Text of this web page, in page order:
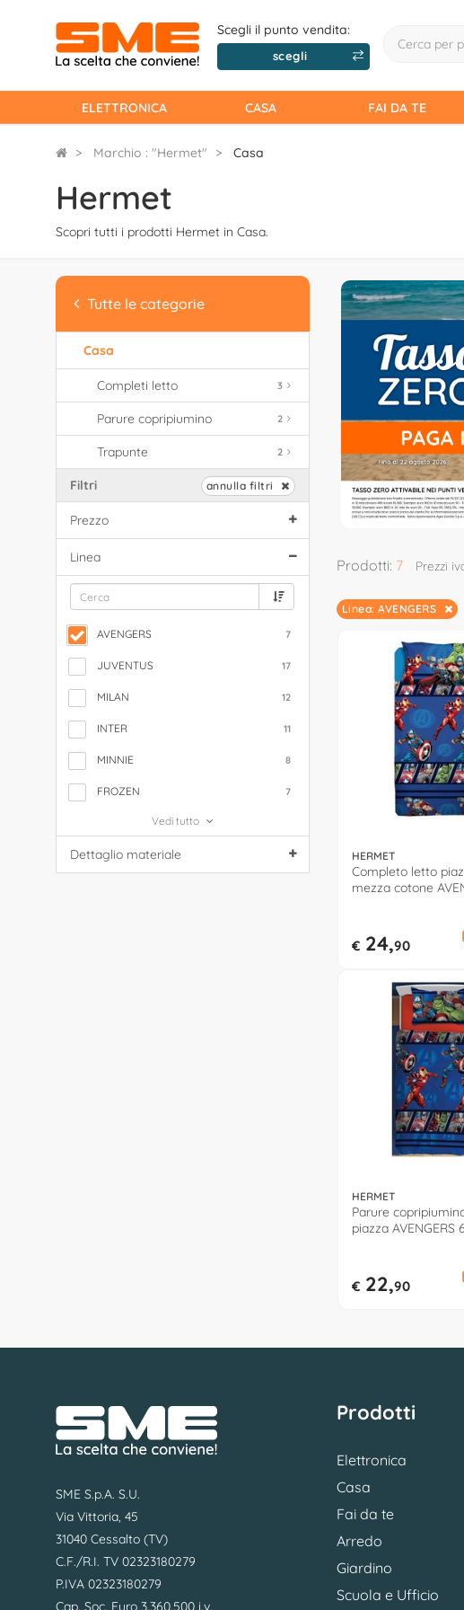
Scegli il punto vendita:
scegli
ELETTRONICA CASA FAI DA TE
Marchio : "Hermet" Casa
Hermet
Scopri tutti i prodotti Hermet in Casa.
Tutte le categorie
Casa
3
Completi letto
2
Parure copripiumino
2
Trapunte
Filtri annulla filtri
Prezzo
Linea
7
AVENGERS
17
JUVENTUS
12
MILAN
11
INTER
8
MINNIE
7
FROZEN
Vedi tutto
Dettaglio materiale
Prodotti: 7 Prezzi
Linea: AVENGERS
HERMET
Completo letto
mezza cotone
€24,90
HERMET
Parure
piazza AVENGERS
€22,90
SME S.p.A. S.U.
Via Vittoria, 45
31040 Cessalto (TV)
C.F./R.I. TV 02323180279
P.IVA 02323180279
Cap. Soc. Euro 3.360.500 i.v.
Prodotti
Elettronica
Casa
Fai da te
Arredo
Giardino
Scuola e Ufficio